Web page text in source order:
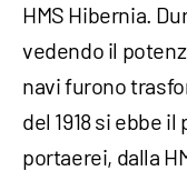
HMS Hibernia.
vedendo il
navi furono
del 1918 si ebbe
portaerei, dalla